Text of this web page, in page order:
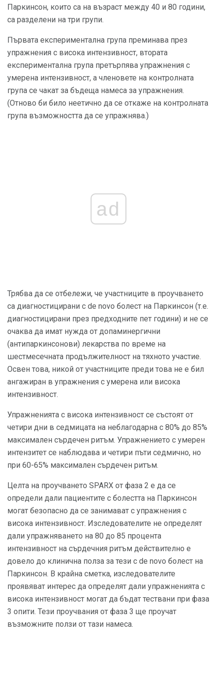
Паркинсон, които са на възраст между 40 и 80 години,
са разделени на три групи.
Първата експериментална група преминава през
упражнения с висока интензивност, втората
експериментална група претърпява упражнения с
умерена интензивност, а членовете на контролната
група се чакат за бъдеща намеса за упражнения.
(Отново би било неетично да се откаже на контролната
група възможността да се упражнява.)
ad
Трябва да се отбележи, че участниците в проучването
са диагностицирани с de novo болест на Паркинсон (т.е.
диагностицирани през предходните пет години) и не се
очаква да имат нужда от допаминергични
(антипаркинсонови) лекарства по време на
шестмесечната продължителност на тяхното участие.
Освен това, никой от участниците преди това не е бил
ангажиран в упражнения с умерена или висока
интензивност.
Упражненията с висока интензивност се състоят от
четири дни в седмицата на неблагодарна с 80% до 85%
максимален сърдечен ритъм. Упражнението с умерен
интензитет се наблюдава и четири пъти седмично, но
при 60-65% максимален сърдечен ритъм.
Целта на проучването SPARX от фаза 2 е да се
определи дали пациентите с болестта на Паркинсон
могат безопасно да се занимават с упражнения с
висока интензивност. Изследователите не определят
дали упражняването на 80 до 85 процента
интензивност на сърдечния ритъм действително е
довело до клинична полза за тези с de novo болест на
Паркинсон. В крайна сметка, изследователите
проявяват интерес да определят дали упражненията с
висока интензивност могат да бъдат тествани при фаза
3 опити. Тези проучвания от фаза 3 ще проучат
възможните ползи от тази намеса.